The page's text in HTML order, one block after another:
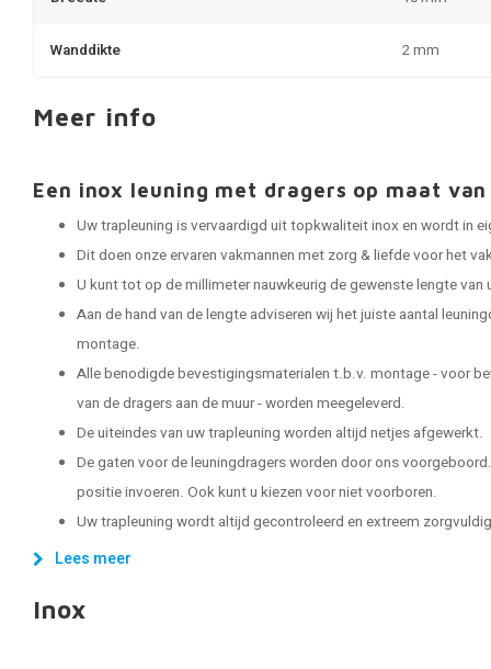
Wanddikte 2 mm
Meer info
Een inox leuning met dragers op maat van
Uw trapleuning is vervaardigd uit topkwaliteit inox en wordt in
Dit doen onze ervaren vakmannen met zorg & liefde voor het
U kunt tot op de millimeter nauwkeurig de gewenste lengte van
Aan de hand van de lengte adviseren wij het juiste aantal
montage.
Alle benodigde bevestigingsmaterialen t.b.v. montage - voor
van de dragers aan de muur - worden meegeleverd.
De uiteindes van uw trapleuning worden altijd netjes afgewerkt.
De gaten voor de leuningdragers worden door ons
positie invoeren. Ook kunt u kiezen voor niet voorboren.
Uw trapleuning wordt altijd gecontroleerd en extreem
Lees meer
Inox